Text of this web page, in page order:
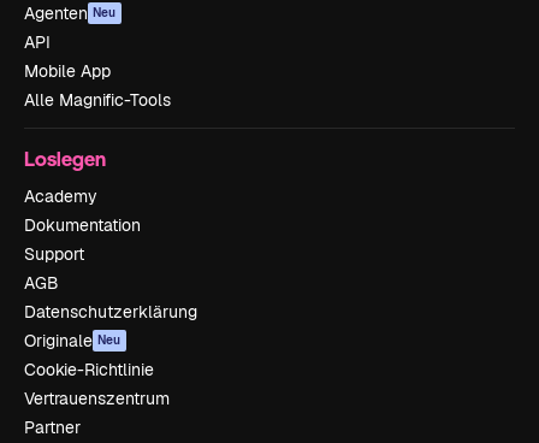
Agenten Neu
API
Mobile App
Alle Magnific-Tools
Loslegen
Academy
Dokumentation
Support
AGB
Datenschutzerklärung
Originale Neu
Cookie-Richtlinie
Vertrauenszentrum
Partner